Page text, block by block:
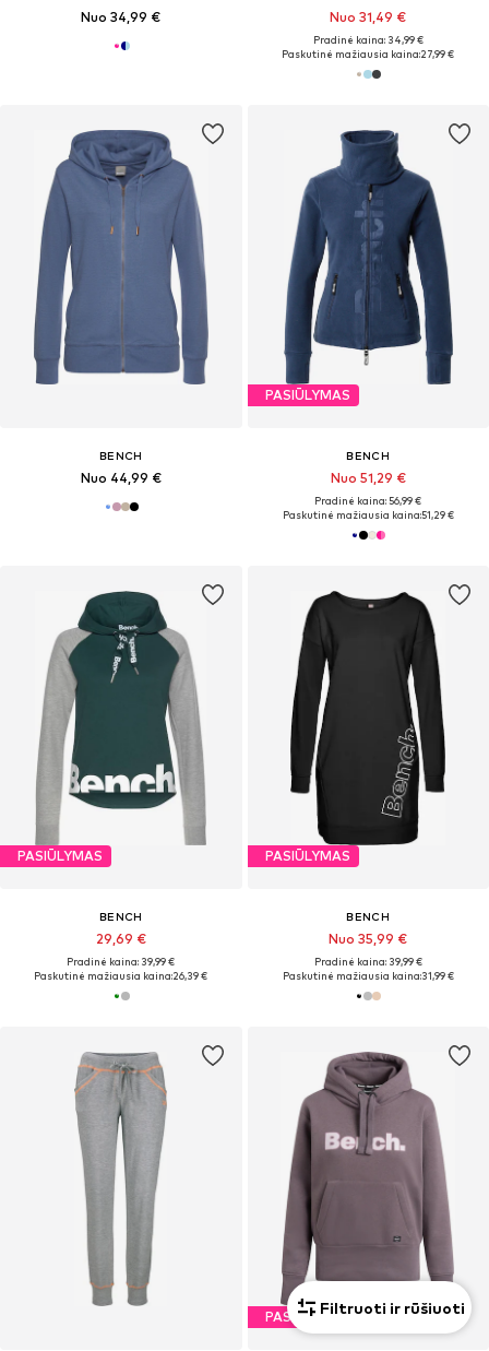
Nuo 34,99 € Nuo 31,49 €
Pradinė kaina: 34,99 €
Paskutinė mažiausia kaina:27,99 €
BENCH
Nuo 44,99 €
PASIŪLYMAS
BENCH
Nuo 51,29 €
Pradinė kaina: 56,99 €
Paskutinė mažiausia kaina:51,29 €
PASIŪLYMAS
BENCH
29,69 €
Pradinė kaina: 39,99 €
Paskutinė mažiausia kaina:26,39 €
PASIŪLYMAS
BENCH
Nuo 35,99 €
Pradinė kaina: 39,99 €
Paskutinė mažiausia kaina:31,99 €
PASIŪLYMAS
Filtruoti ir rūšiuoti